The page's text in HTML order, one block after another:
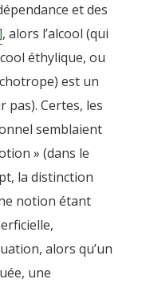
et des
, alors l’alcool (qui
éthylique, ou
est un
pas). Certes, les
semblaient
» (dans le
la distinction
notion étant
alors qu’un
une